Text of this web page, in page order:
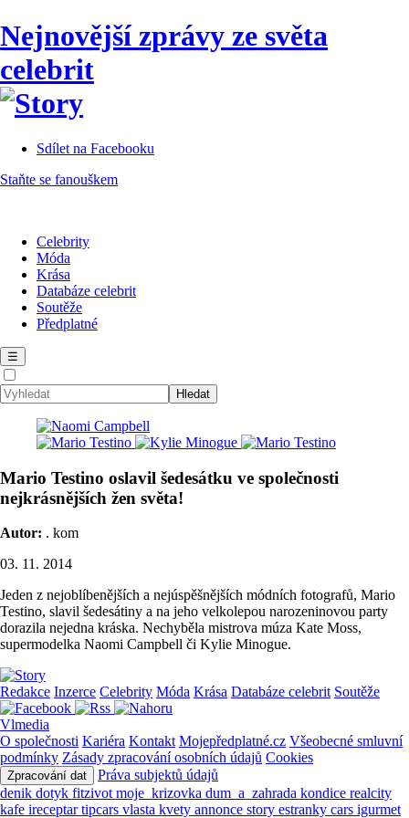
Nejnovější zprávy ze světa
celebrit
Sdílet na Facebooku
Staňte se fanouškem
Celebrity
Móda
Krása
Databáze celebrit
Soutěže
Předplatné
☰
Mario Testino oslavil šedesátku ve společnosti
nejkrásnějších žen světa!
Autor: . kom
03. 11. 2014
Jeden z nejoblíbenějších a nejúspěšnějších módních fotografů, Mario
Testino, slavil šedesátiny a na jeho velkolepou narozeninovou party
dorazila nejedna kráska. Nechyběla mistrova múza Kate Moss,
supermodelka Naomi Campbell či Kylie Minogue.
Redakce Inzerce Celebrity Móda Krása Databáze celebrit Soutěže
Vlmedia
O společnosti Kariéra Kontakt Mojepředplatné.cz Všeobecné smluvní
podmínky Zásady zpracování osobních údajů Cookies
Zpracování dat
Práva subjektů údajů
denik dotyk fitzivot moje_krizovka dum_a_zahrada kondice realcity
kafe ireceptartipcars vlasta kvety annonce story estranky cars igurmet